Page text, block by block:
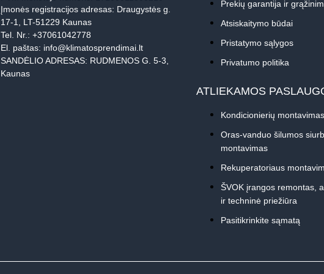
Įmonės registracijos adresas: Draugystės g.
17-1, LT-51229 Kaunas
Tel. Nr.: +37061042778
El. paštas: info@klimatosprendimai.lt
SANDĖLIO ADRESAS: RUDMENOS G. 5-3,
Kaunas
Prekių garantija ir
Atsiskaitymo būdai
Pristatymo sąlygos
Privatumo politika
ATLIEKAMOS
Kondicionierių montavimas
Oras-vanduo šilumos
montavimas
Rekuperatoriaus
ŠVOK įrangos remontas,
ir techninė priežiūra
Pasitikrinkite sąmatą